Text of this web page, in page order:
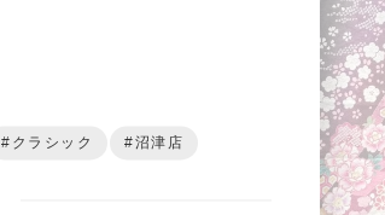
#クラシック #沼津店